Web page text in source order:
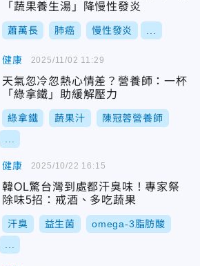
「蔬果養生湯」降慢性發炎
蕭萬長 肺癌 慢性發炎
健康
天氣忽冷忽熱心情差？營養師：一杯
「綠拿鐵」助緩解壓力
綠拿鐵 蔬果汁 陳冠蓉營養師
2025/11/02 11:29
健康
韓OL驚台灣到處都汗臭味！專家祭
除味5招：戒酒、多吃蔬果
汗臭 益生菌 omega-3脂肪酸
2025/10/22 16:15